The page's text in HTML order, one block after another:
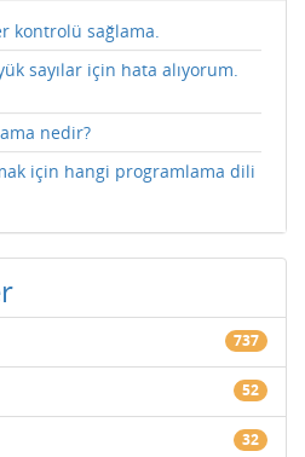
kontrolü sağlama.
sayılar için hata alıyorum.
nedir?
için hangi programlama dili
737
52
32